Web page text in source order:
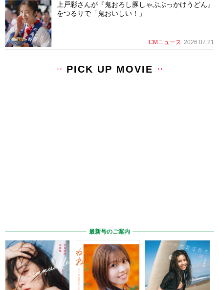
上戸彩さんが『鬼おろし豚しゃぶぶっかけうどん』
をつるりで「鬼おいしい！」
CMニュース 2026.07.21
PICK UP MOVIE
最新号のご案内